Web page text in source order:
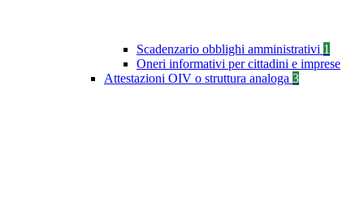
Scadenzario obblighi amministrativi 1
Oneri informativi per cittadini e imprese
Attestazioni OIV o struttura analoga 3